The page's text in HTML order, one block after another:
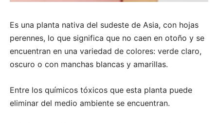
Es una planta nativa del sudeste de Asia, con hojas
perennes, lo que significa que no caen en otoño y se
encuentran en una variedad de colores: verde claro,
oscuro o con manchas blancas y amarillas.
Entre los químicos tóxicos que esta planta puede
eliminar del medio ambiente se encuentran.